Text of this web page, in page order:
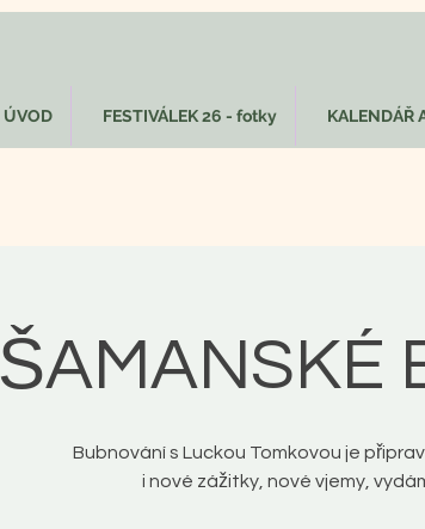
ÚVOD FESTIVÁLEK 26 - fotky KALENDÁŘ
ŠAMANSKÉ
Bubnování s Luckou Tomkovou je
i nové zážitky, nové vjemy,